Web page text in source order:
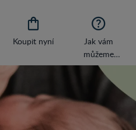

Koupit nyní

Jak vám
můžeme
pomoci?